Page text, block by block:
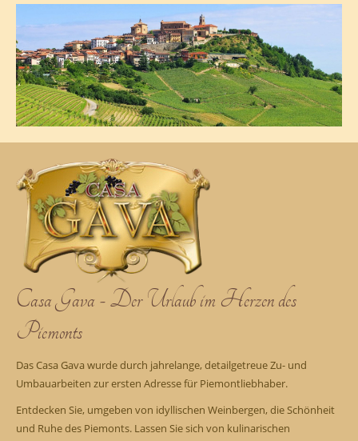
Casa Gava - Der Urlaub im Herzen des
Piemonts
Das Casa Gava wurde durch jahrelange, detailgetreue Zu- und
Umbauarbeiten zur ersten Adresse für Piemontliebhaber.
Entdecken Sie, umgeben von idyllischen Weinbergen, die Schönheit
und Ruhe des Piemonts. Lassen Sie sich von kulinarischen